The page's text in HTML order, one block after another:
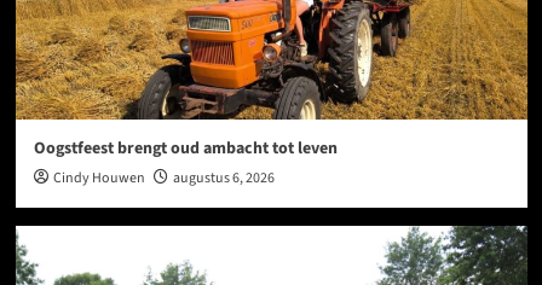
Oogstfeest brengt oud ambacht tot leven
Cindy Houwen augustus 6, 2026